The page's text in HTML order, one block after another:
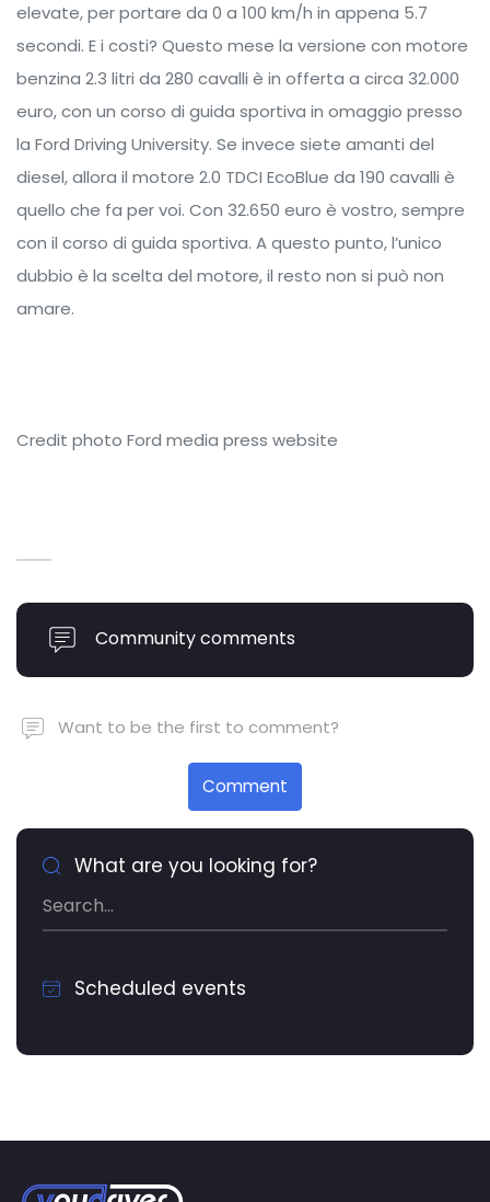
elevate, per portare da 0 a 100 km/h in appena 5.7
secondi. E i costi? Questo mese la versione con motore
benzina 2.3 litri da 280 cavalli è in offerta a circa 32.000
euro, con un corso di guida sportiva in omaggio presso
la Ford Driving University. Se invece siete amanti del
diesel, allora il motore 2.0 TDCI EcoBlue da 190 cavalli è
quello che fa per voi. Con 32.650 euro è vostro, sempre
con il corso di guida sportiva. A questo punto, l’unico
dubbio è la scelta del motore, il resto non si può non
amare.
Credit photo Ford media press website
Community comments
Want to be the first to comment?
Comment
What are you looking for?
Scheduled events